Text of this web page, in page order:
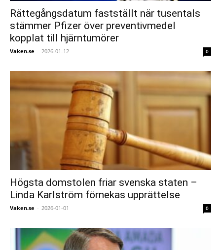
Rättegångsdatum fastställt när tusentals
stämmer Pfizer över preventivmedel
kopplat till hjärntumörer
Vaken.se - 2026-01-12 0
Högsta domstolen friar svenska staten –
Linda Karlström förnekas upprättelse
Vaken.se - 2026-01-01 0